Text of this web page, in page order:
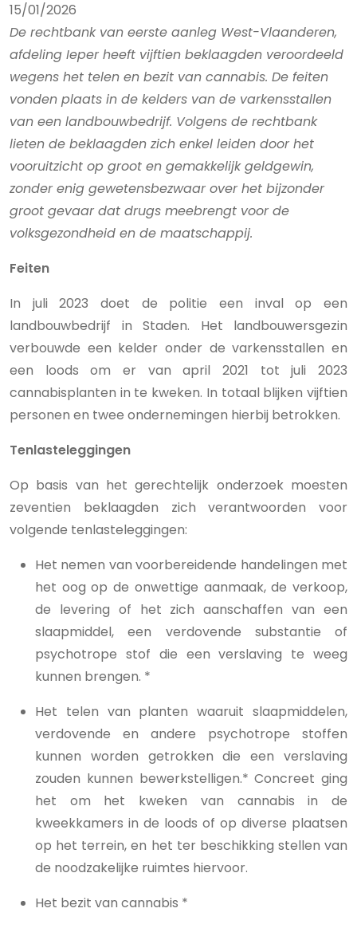
15/01/2026
De rechtbank van eerste aanleg West-Vlaanderen,
afdeling Ieper heeft vijftien beklaagden veroordeeld
wegens het telen en bezit van cannabis. De feiten
vonden plaats in de kelders van de varkensstallen
van een landbouwbedrijf. Volgens de rechtbank
lieten de beklaagden zich enkel leiden door het
vooruitzicht op groot en gemakkelijk geldgewin,
zonder enig gewetensbezwaar over het bijzonder
groot gevaar dat drugs meebrengt voor de
volksgezondheid en de maatschappij.
Feiten
In juli 2023 doet de politie een inval op een
landbouwbedrijf in Staden. Het landbouwersgezin
verbouwde een kelder onder de varkensstallen en
een loods om er van april 2021 tot juli 2023
cannabisplanten in te kweken. In totaal blijken vijftien
personen en twee ondernemingen hierbij betrokken.
Tenlasteleggingen
Op basis van het gerechtelijk onderzoek moesten
zeventien beklaagden zich verantwoorden voor
volgende tenlasteleggingen:
Het nemen van voorbereidende handelingen met
het oog op de onwettige aanmaak, de verkoop,
de levering of het zich aanschaffen van een
slaapmiddel, een verdovende substantie of
psychotrope stof die een verslaving te weeg
kunnen brengen. *
Het telen van planten waaruit slaapmiddelen,
verdovende en andere psychotrope stoffen
kunnen worden getrokken die een verslaving
zouden kunnen bewerkstelligen.* Concreet ging
het om het kweken van cannabis in de
kweekkamers in de loods of op diverse plaatsen
op het terrein, en het ter beschikking stellen van
de noodzakelijke ruimtes hiervoor.
Het bezit van cannabis *